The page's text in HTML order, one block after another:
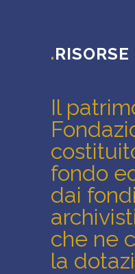
.
Il
fondo
dai
che ne
la